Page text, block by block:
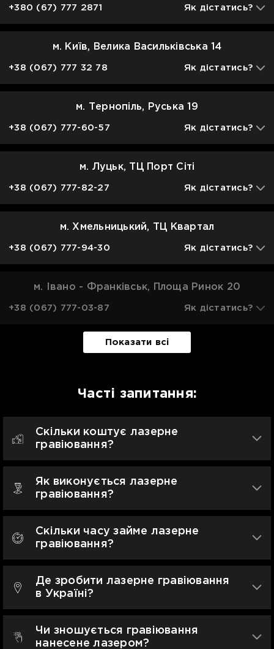
+380 (67) 777 2871 Як дістатись?
м. Київ, Велика Васильківська 14
+38 (067) 777 32 78 Як дістатись?
м. Тернопіль, Руська 19
+38 (067) 777-60-57 Як дістатись?
м. Луцьк, ТЦ Порт Сіті
+38 (067) 777-82-27 Як дістатись?
м. Хмельницький, ТЦ Квартал
+38 (067) 777-94-30 Як дістатись?
м. Івано - Франківськ, Площа Ринок 20
+38 (067) 777-03-87 Як дістатись?
Показати всі
Часті запитання:
Скільки коштує лазерне
гравіювання?
Як виконується лазерне
гравіювання?
Скільки часу займе лазерне
гравіювання?
Де зробити лазерне гравіювання
в Україні?
Чи зношується гравіювання
нанесене лазером?